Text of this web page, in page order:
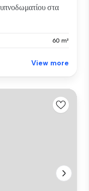
στα
60 m²
View more